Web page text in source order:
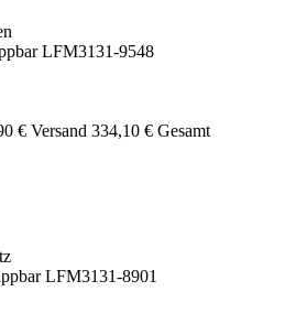
LFM3131-9548
€ Versand 334,10 € Gesamt
LFM3131-8901